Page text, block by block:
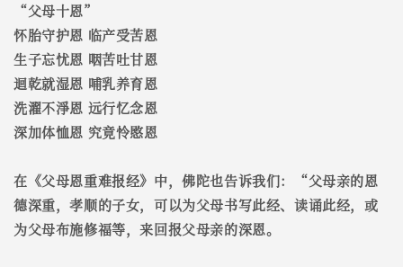
“父母十恩”
怀胎守护恩 临产受苦恩
生子忘忧恩 咽苦吐甘恩
迴乾就湿恩 哺乳养育恩
洗濯不淨恩 远行忆念恩
深加体恤恩 究竟怜愍恩
在《父母恩重难报经》中，佛陀也告诉我们：“父母亲的恩
德深重，孝顺的子女，可以为父母书写此经、读诵此经，或
为父母布施修福等，来回报父母亲的深恩。